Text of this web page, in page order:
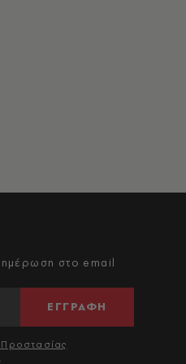
στο email
ΕΓΓΡΑΦΗ
Προστασίας